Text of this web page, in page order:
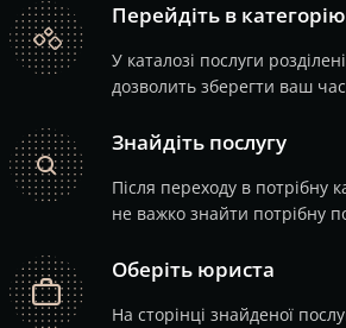
catalog
Перейдіть в категорію
У каталозі послуги
дозволить зберегти ваш
search
Знайдіть послугу
Після переходу в потрібну
не важко знайти потрібну
job
Оберіть юриста
На сторінці знайденої